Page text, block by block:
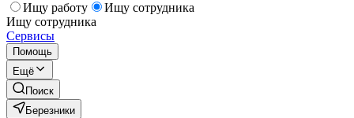
Ищу работу
Ищу сотрудника
Ищу сотрудника
Сервисы
Помощь
Ещё
Поиск
Березники